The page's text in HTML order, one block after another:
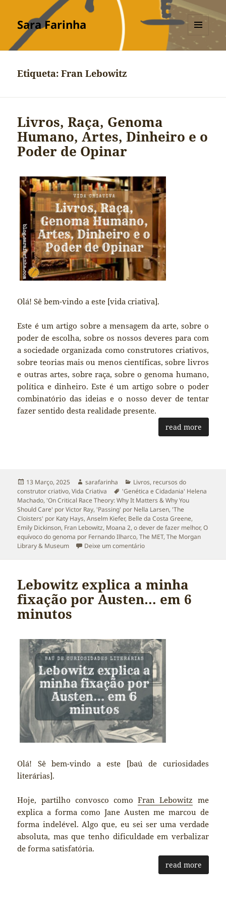
Sara Farinha
MENU
Etiqueta:Fran Lebowitz
Livros, Raça, Genoma
Humano, Artes, Dinheiro e o
Poder de Opinar
Olá! Sê bem-vindo a este [vida criativa].
Este é um artigo sobre a mensagem da arte, sobre o
poder de escolha, sobre os nossos deveres para com
a sociedade organizada como construtores criativos,
sobre teorias mais ou menos científicas, sobre livros
e outras artes, sobre raça, sobre o genoma humano,
política e dinheiro. Este é um artigo sobre o poder
combinatório das ideias e o nosso dever de tentar
fazer sentido desta realidade presente.
read more
Publicado
a
13 Março, 2025 Autor
sarafarinha Categorias
Livros, recursos do
construtor criativo,Vida Criativa Etiquetas
'Genética e Cidadania' Helena
Machado, 'On Critical Race Theory: Why It Matters & Why You
Should Care' por Victor Ray, 'Passing' por Nella Larsen, 'The
Cloisters' por Katy Hays,Anselm Kiefer, Belle da Costa Greene,
Emily Dickinson, Fran Lebowitz, Moana 2,o dever de fazer melhor,O
equívoco do genoma por Fernando Ilharco,The MET,The Morgan
Library & Museum
Deixe um comentáriosobre Livros, Raça,
Lebowitz explica a minha
fixação por Austen… em 6
minutos
Olá! Sê bem-vindo a este [baú de curiosidades
literárias].
Hoje, partilho convosco comoFran Lebowitz me
explica a forma como Jane Austen me marcou de
forma indelével. Algo que, eu sei ser uma verdade
absoluta, mas que tenho dificuldade em verbalizar
de forma satisfatória.
read more